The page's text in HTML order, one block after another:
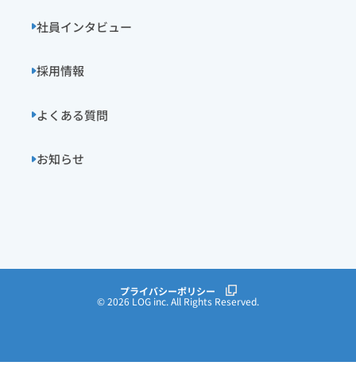
社員インタビュー
採用情報
よくある質問
お知らせ
プライバシーポリシー
© 2026 LOG inc. All Rights Reserved.